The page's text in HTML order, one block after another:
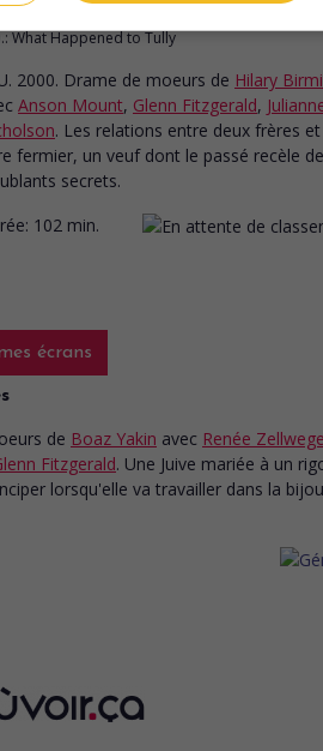
What Happened to Tully
2000. Drame de moeurs de Hilary
Anson Mount, Glenn Fitzgerald,
. Les relations entre deux frères
fermier, un veuf dont le passé recèle de
secrets.
102 min.
écrans
de Boaz Yakin avec Renée
Fitzgerald. Une Juive mariée à un
lorsqu'elle va travailler dans la